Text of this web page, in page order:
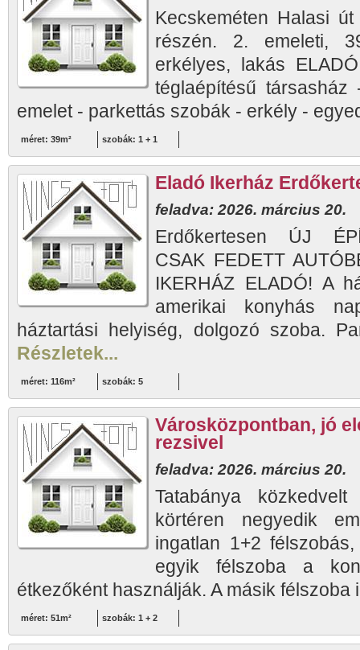
Kecskeméten Halasi
részén. 2. emeleti,
erkélyes, lakás
téglaépítésű
emelet - parkettás szobák - erkély -
méret: 39m² szobák: 1 + 1
Eladó Ikerház
feladva: 2026. március 20.
Erdőkertesen ÚJ
CSAK FEDETT
IKERHÁZ ELADÓ! A
amerikai konyhás
háztartási helyiség, dolgozó szoba.
Részletek...
méret: 116m² szobák: 5
Városközpontban, jó
rezsivel
feladva: 2026. március 20.
Tatabánya
körtéren negyedik
ingatlan 1+2
egyik félszoba a
étkezőként használják. A másik félszoba
méret: 51m² szobák: 1 + 2